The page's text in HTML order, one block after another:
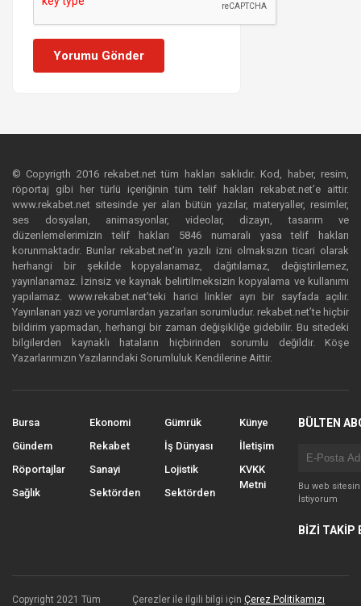
Yorumu Gönder
© Copyrigth 2016 rekabet.net tüm hakları saklıdır. Kod, haber, resim,
röportaj gibi her türlü içeriğinin tüm telif hakları rekabet.net’e aittir.
www.rekabet.net sitesinde yer alan bütün yazılar, materyaller, resimler,
ses dosyaları, animasyonlar, videolar, dizayn, tasarım ve
düzenlemelerimizin telif hakları 5846 numaralı yasa telif hakları
korunmaktadır. Bunlar rekabet.net’in yazılı izni olmaksızın ticari olarak
herhangi bir şekilde kopyalanamaz, dağıtılamaz, değiştirilemez,
yayınlanamaz. İzinsiz ve kaynak belirtilmeksizin kopyalama ve kullanımı
yapılamaz. www.rekabet.net’teki harici linkler ayrı bir sayfada açılır.
Yayınlanan yazı ve yorumlardan yazarları sorumludur. rekabet.net’te hiçbir
bildirim yapmadan, herhangi bir zaman değişikliğe gidebilir. Bu sitedeki
bilgilerden kaynaklı hataların hiçbirinden sorumlu değildir. Köşe
Yazarlarımızın Yazılarındaki Sorumluluk Kendilerine Aittir.
Bursa
Gündem
Röportajlar
Sağlık
Ekonomi
Rekabet
Sanayi
Sektörden
Gümrük
İş Dünyası
Lojistik
Sektörden
Künye
İletişim
KVKK
Metni
BÜLTEN
Bu web
İstiyorum
BİZİ TAKİP
Copyright 2021 Tüm
Çerezler ile ilgili bilgi içinÇerez Politikamızı